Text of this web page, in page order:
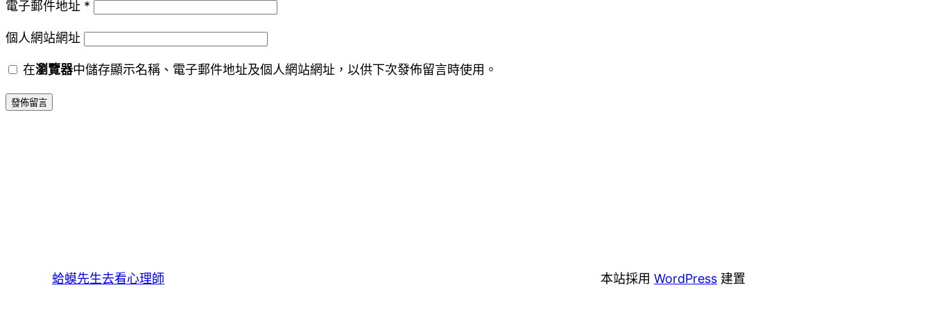
電子郵件地址 *
個人網站網址
在瀏覽器中儲存顯示名稱、電子郵件地址及個人網站網址，以供下次發佈留言時使用。
蛤蟆先生去看心理師 本站採用WordPress 建置